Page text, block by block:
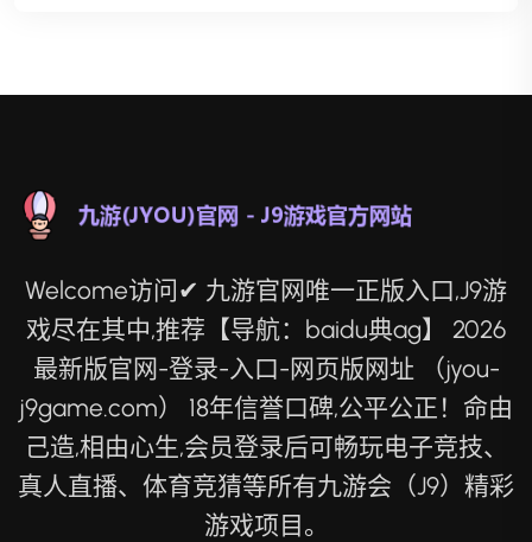
Welcome访问✔ 九游官网唯一正版入口,J9游
戏尽在其中,推荐【导航：baidu典ag】 2026
最新版官网-登录-入口-网页版网址 （jyou-
j9game.com） 18年信誉口碑,公平公正！命由
己造,相由心生,会员登录后可畅玩电子竞技、
真人直播、体育竞猜等所有九游会（J9）精彩
游戏项目。